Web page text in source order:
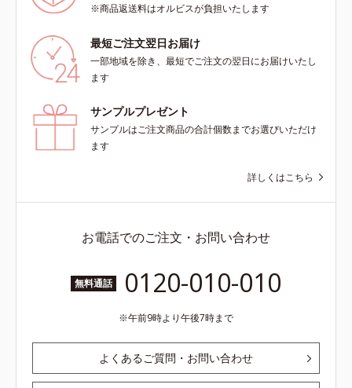
※商品返送料はオルビスが負担いたします
最短ご注文翌日お届け
一部地域を除き、最短でご注文の翌日にお届けいたし
ます
サンプルプレゼント
サンプルはご注文商品の合計個数までお選びいただけ
ます
詳しくはこちら
お電話でのご注文・お問い合わせ
無料通話 0120-010-010
午前9時より午後7時まで
よくあるご質問・お問い合わせ